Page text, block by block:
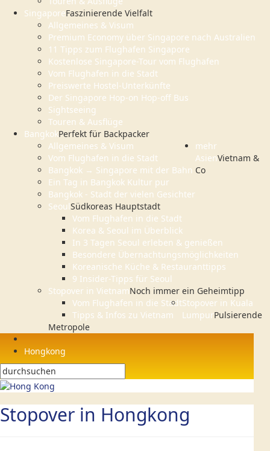
SingaporeFaszinierende Vielfalt
Allgemeines & Visum
Premium Economy über Singapore nach Australien
11 Tipps zum Flughafen Singapore
Kostenlose Singapore-Tour vom Flughafen
Vom Flughafen in die Stadt
Preiswerte Hostel-Unterkünfte
Der Singapore Hop-on Hop-off Bus
Sightseeing
Touren & Ausflüge
BangkokPerfekt für Backpacker
Allgemeines & Visum
Vom Flughafen in die Stadt
Bangkok → Singapore mit der Bahn
Ein Tag in Bangkok Kultur pur
Bangkok - Stadt der vielen Gesichter
mehr
AsienVietnam &
Co
SeoulSüdkoreas Hauptstadt
Vom Flughafen in die Stadt
Korea & Seoul im Überblick
In 3 Tagen Seoul erleben & genießen
Besondere Übernachtungsmöglichkeiten
Koreanische Küche & Restauranttipps
9 Insider-Tipps für Seoul
Stopover in VietnamNoch immer ein Geheimtipp
Vom Flughafen in die Stadt
Tipps & Infos zu Vietnam
Stopover in Kuala
LumpurPulsierende
Metropole
Hongkong
Stopover in Hongkong